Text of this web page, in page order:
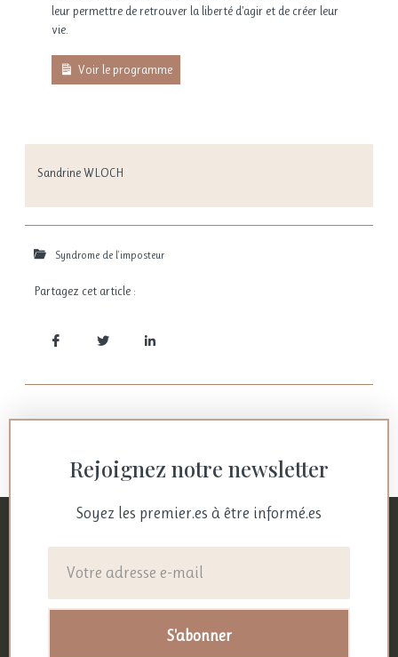
leur permettre de retrouver la liberté d’agir et de créer leur
vie.
Voir le programme
Sandrine WLOCH
Syndrome de l'imposteur
Partagez cet article :
Rejoignez notre newsletter
Soyez les premier.es à être informé.es
S'abonner